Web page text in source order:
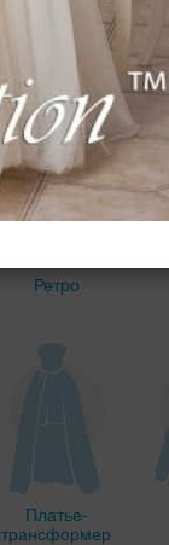
Принцесса
Ретро
Платье-
трансформер